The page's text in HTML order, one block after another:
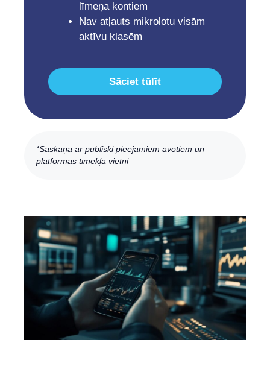
līmeņa kontiem
Nav atļauts mikrolotu visām
aktīvu klasēm
Sāciet tūlīt
*Saskaņā ar publiski pieejamiem avotiem un
platformas tīmekļa vietni